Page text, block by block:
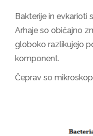
Bakterije in evkarioti
Arhaje so običajno
globoko razlikujejo
komponent.
Čeprav so